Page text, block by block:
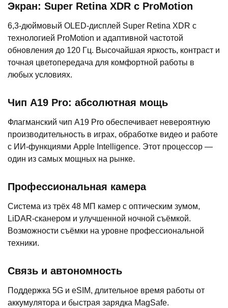
Экран: Super Retina XDR с ProMotion
6,3-дюймовый OLED-дисплей Super Retina XDR с
технологией ProMotion и адаптивной частотой
обновления до 120 Гц. Высочайшая яркость, контраст и
точная цветопередача для комфортной работы в
любых условиях.
Чип A19 Pro: абсолютная мощь
Флагманский чип A19 Pro обеспечивает невероятную
производительность в играх, обработке видео и работе
с ИИ-функциями Apple Intelligence. Этот процессор —
один из самых мощных на рынке.
Профессиональная камера
Система из трёх 48 МП камер с оптическим зумом,
LiDAR-сканером и улучшенной ночной съёмкой.
Возможности съёмки на уровне профессиональной
техники.
Связь и автономность
Поддержка 5G и eSIM, длительное время работы от
аккумулятора и быстрая зарядка MagSafe.